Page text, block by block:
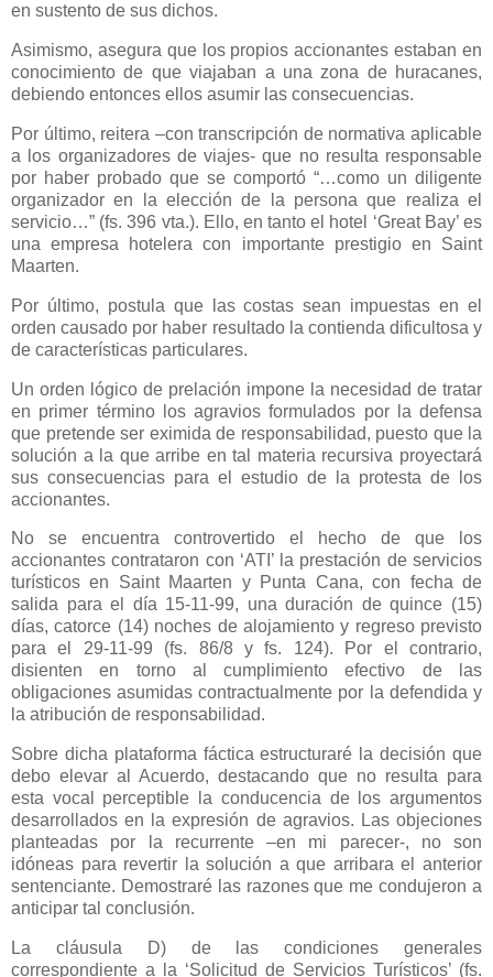
en sustento de sus dichos.
Asimismo, asegura que los propios accionantes estaban en
conocimiento de que viajaban a una zona de huracanes,
debiendo entonces ellos asumir las consecuencias.
Por último, reitera –con transcripción de normativa aplicable
a los organizadores de viajes- que no resulta responsable
por haber probado que se comportó “…como un diligente
organizador en la elección de la persona que realiza el
servicio…” (fs. 396 vta.). Ello, en tanto el hotel ‘Great Bay’ es
una empresa hotelera con importante prestigio en Saint
Maarten.
Por último, postula que las costas sean impuestas en el
orden causado por haber resultado la contienda dificultosa y
de características particulares.
Un orden lógico de prelación impone la necesidad de tratar
en primer término los agravios formulados por la defensa
que pretende ser eximida de responsabilidad, puesto que la
solución a la que arribe en tal materia recursiva proyectará
sus consecuencias para el estudio de la protesta de los
accionantes.
No se encuentra controvertido el hecho de que los
accionantes contrataron con ‘ATI’ la prestación de servicios
turísticos en Saint Maarten y Punta Cana, con fecha de
salida para el día 15-11-99, una duración de quince (15)
días, catorce (14) noches de alojamiento y regreso previsto
para el 29-11-99 (fs. 86/8 y fs. 124). Por el contrario,
disienten en torno al cumplimiento efectivo de las
obligaciones asumidas contractualmente por la defendida y
la atribución de responsabilidad.
Sobre dicha plataforma fáctica estructuraré la decisión que
debo elevar al Acuerdo, destacando que no resulta para
esta vocal perceptible la conducencia de los argumentos
desarrollados en la expresión de agravios. Las objeciones
planteadas por la recurrente –en mi parecer-, no son
idóneas para revertir la solución a que arribara el anterior
sentenciante. Demostraré las razones que me condujeron a
anticipar tal conclusión.
La cláusula D) de las condiciones generales
correspondiente a la ‘Solicitud de Servicios Turísticos’ (fs.